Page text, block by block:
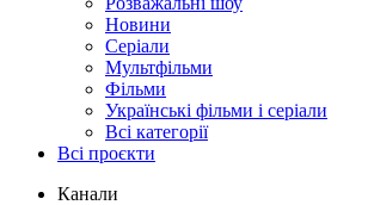
Новини
Серіали
Мультфільми
Фільми
Українські фільми і серіали
Всі категорії
Всі проєкти
Канали